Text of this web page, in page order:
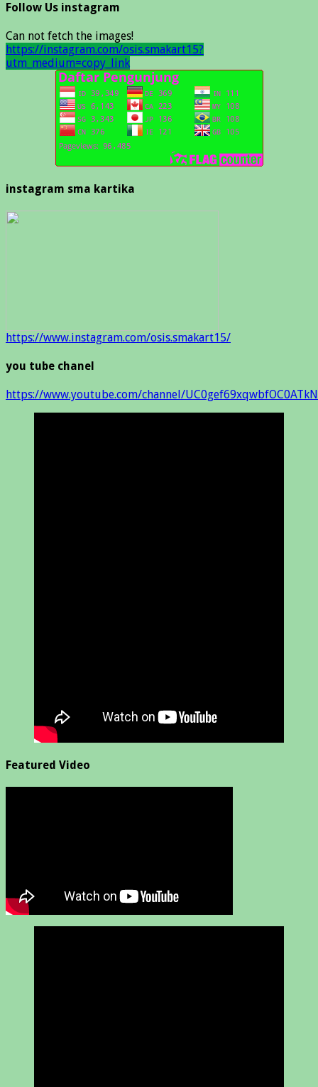
Follow Us instagram
Can not fetch the images!
https://instagram.com/osis.smakart15?
utm_medium=copy_link
instagram sma kartika
https://www.instagram.com/osis.smakart15/
you tube chanel
https://www.youtube.com/channel/
Featured Video